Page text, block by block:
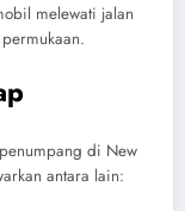
melewati jalan
di New
antara lain: